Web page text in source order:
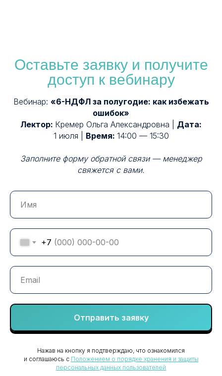
Оставьте заявку и получите
доступ к вебинару
Вебинар: «6-НДФЛ за полугодие: как избежать
ошибок»
Лектор: Кремер Ольга Александровна | Дата:
1 июля | Время: 14:00 — 15:30
Заполните форму обратной связи — менеджер
свяжется с вами.
+7
Отправить заявку
Нажав на кнопку я подтверждаю, что ознакомился
и соглашаюсь с Положением о порядке хранения и защиты
персональных данных пользователей
Ваш надежный партнер